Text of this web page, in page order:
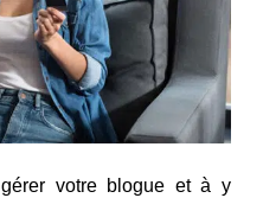
votre blogue et à y